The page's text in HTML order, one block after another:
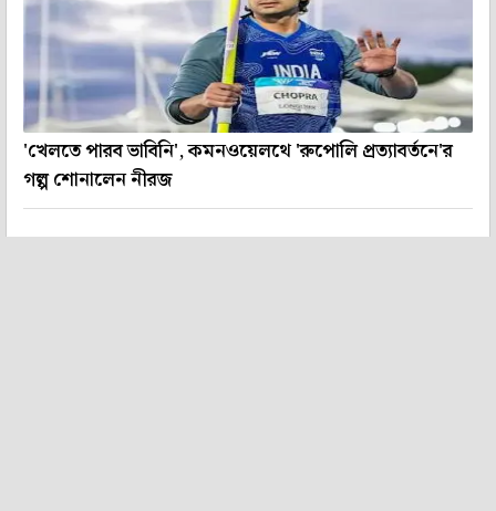
'খেলতে পারব ভাবিনি', কমনওয়েলথে 'রুপোলি প্রত্যাবর্তনে'র
গল্প শোনালেন নীরজ